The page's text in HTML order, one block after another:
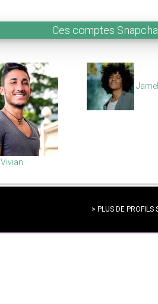
Ces comptes
Vivian
Jamel
> PLUS DE PROFILS